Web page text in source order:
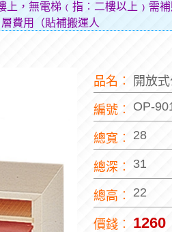
上，無電梯﹙指︰二樓以上﹚需
用（貼補搬運人的辛勞）
品名︰ 開放
編號︰ OP-
總寬︰ 28
總深︰ 31
總高︰ 22
價錢︰ 1260